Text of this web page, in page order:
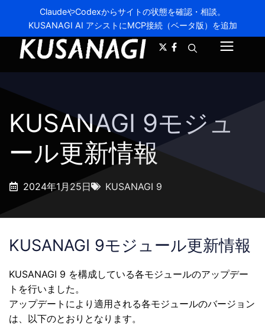
ClaudeやCodexからサイトの状態を確認・相談。
KUSANAGI AI アシストにMCP接続（ベータ版）を追加
ニ
KUSANAGI 9モジュ
ール更新情報
2024年1月25日 KUSANAGI 9
KUSANAGI 9モジュール更新情報
KUSANAGI 9 を構成している各モジュールのアップデー
トを行いました。
アップデートにより適用される各モジュールのバージョン
は、以下のとおりとなります。
A- A+